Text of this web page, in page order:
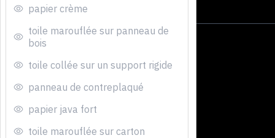
papier crème
toile marouflée sur panneau de
bois
toile collée sur un support rigide
panneau de contreplaqué
papier java fort
toile marouflée sur carton